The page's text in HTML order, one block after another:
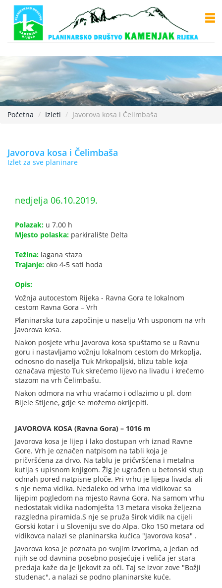
Početna Izleti Javorova kosa i Čelimbaša
Javorova kosa i Čelimbaša
Izlet za sve planinare
nedjelja 06.10.2019.
Polazak: u 7.00 h
Mjesto polaska: parkiralište Delta
Težina: lagana staza
Trajanje: oko 4-5 sati hoda
Opis:
Vožnja autocestom Rijeka - Ravna Gora te lokalnom
cestom Ravna Gora – Vrh
Planinarska tura započinje u naselju Vrh usponom na vrh
Javorova kosa.
Nakon posjete vrhu Javorova kosa spuštamo se u Ravnu
goru i nastavljamo vožnju lokalnom cestom do Mrkoplja,
odnosno do naselja Tuk Mrkopaljski, blizu table koja
označava mjesto Tuk skrećemo lijevo na livadu i krećemo
stazom na vrh Čelimbašu.
Nakon odmora na vrhu vraćamo i odlazimo u pl. dom
Bijele Stijene, gdje se možemo okrijepiti.
JAVOROVA KOSA (Ravna Gora) – 1016 m
Javorova kosa je lijep i lako dostupan vrh iznad Ravne
Gore. Vrh je označen natpisom na tabli koja je
pričvršćena za drvo. Na tablu je pričvršćena i metalna
kutija s upisnom knjigom. Žig je ugrađen u betonski stup
odmah pored natpisne ploče. Pri vrhu je lijepa livada, ali
s nje nema vidika. Nedaleko od vrha ima vidikovac sa
lijepim pogledom na mjesto Ravna Gora. Na samom vrhu
nedostatak vidika nadomješta 13 metara visoka željezna
razgledna piramida.S nje se pruža širok vidik na cijeli
Gorski kotar i u Sloveniju sve do Alpa. Oko 150 metara od
vidikovca nalazi se planinarska kućica "Javorova kosa" .
Javorova kosa je poznata po svojim izvorima, a jedan od
njih se od davnina posebno posjećuje i veliča jer stara
predaja kaže da je ljekovit za oči. Taj se izvor zove "Božji
studenac", a nalazi se podno planinarske kuće.